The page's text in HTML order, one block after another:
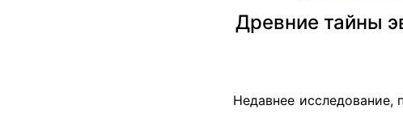
Древние тайны
Недавнее